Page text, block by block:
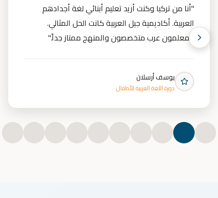
"أنا من تركيا وكنت أريد تعليم أبنائي لغة أجدادهم
العربية. أكاديمية جيل العربية كانت الحل المثالي.
المعلمون عرب متخصصون والمنهج ممتاز جداً."
يوسف أرسلان
دورة اللغة العربية للأطفال